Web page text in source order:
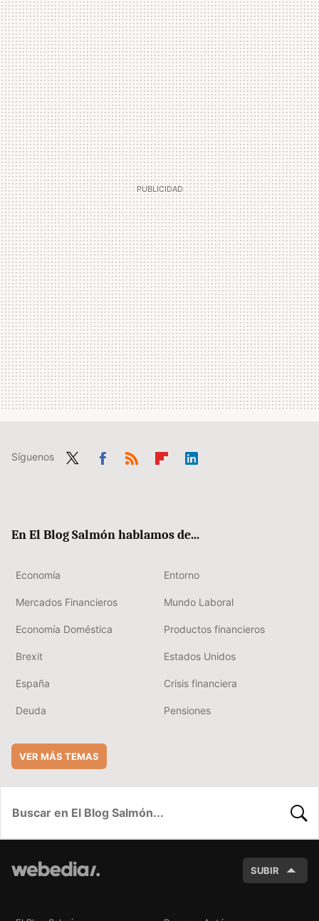
Síguenos
En El Blog Salmón hablamos de...
Economía Entorno
Mercados Financieros Mundo Laboral
Economía Doméstica Productos financieros
Brexit Estados Unidos
España Crisis financiera
Deuda Pensiones
VER MÁS TEMAS
SUBIR